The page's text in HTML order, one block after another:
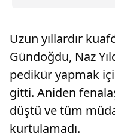
Uzun yıllardır
Gündoğdu, Naz
pedikür yapmak
gitti. Aniden
düştü ve tüm
kurtulamadı.